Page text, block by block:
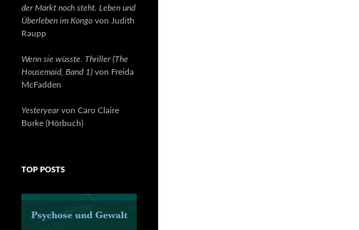
der Markt noch steht. Leben und
Überleben im Kongo von Judith
Raupp
Wenn sie wüsste. Thriller (The
Housemaid, Band 1) von Freida
McFadden
Yesteryearvon Caro Claire
Burke (Hörbuch)
TOP POSTS